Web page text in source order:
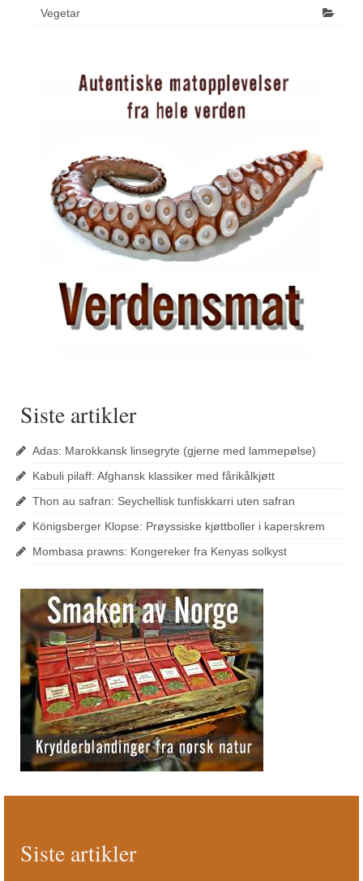
Vegetar
Siste artikler
Adas: Marokkansk linsegryte (gjerne med lammepølse)
Kabuli pilaff: Afghansk klassiker med fårikålkjøtt
Thon au safran: Seychellisk tunfiskkarri uten safran
Königsberger Klopse: Prøyssiske kjøttboller i kaperskrem
Mombasa prawns: Kongereker fra Kenyas solkyst
Siste artikler